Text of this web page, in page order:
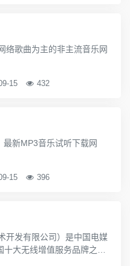
络歌曲为主的非主流音乐网
15 432
新MP3音乐试听下载网
15 396
开发有限公司）是中国电媒
大无线增值服务品牌之